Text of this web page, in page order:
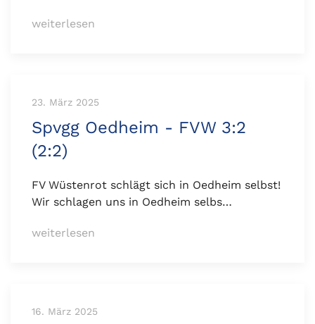
weiterlesen
23. März 2025
Spvgg Oedheim - FVW 3:2
(2:2)
FV Wüstenrot schlägt sich in Oedheim selbst!
Wir schlagen uns in Oedheim selbs…
weiterlesen
16. März 2025